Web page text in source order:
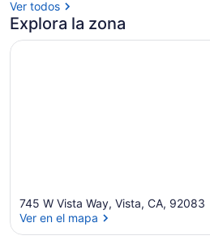
Ver todos
Explora la zona
745 W Vista Way, Vista, CA, 92083
Ver en el mapa